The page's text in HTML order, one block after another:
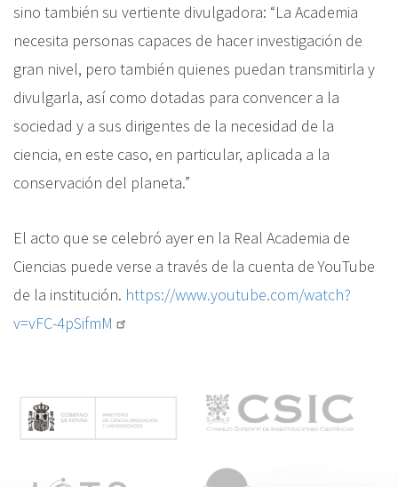
sino también su vertiente divulgadora: “La Academia
necesita personas capaces de hacer investigación de
gran nivel, pero también quienes puedan transmitirla y
divulgarla, así como dotadas para convencer a la
sociedad y a sus dirigentes de la necesidad de la
ciencia, en este caso, en particular, aplicada a la
conservación del planeta.”
El acto que se celebró ayer en la Real Academia de
Ciencias puede verse a través de la cuenta de YouTube
de la institución. https://www.youtube.com/watch?
v=vFC-4pSifmM
e
n
ú